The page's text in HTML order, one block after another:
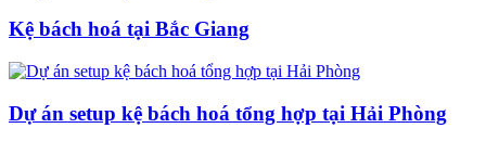
Kệ bách hoá tại Bắc Giang
Dự án setup kệ bách hoá tổng hợp tại Hải Phòng